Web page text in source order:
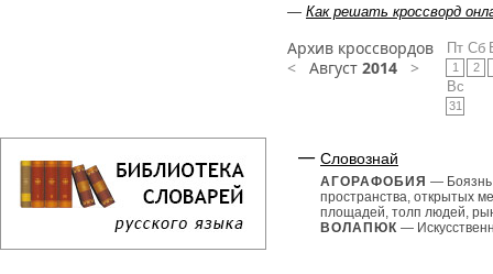
— Как решать кроссворд
Архив кроссвордов
< Август 2014 >
Пт
1
Сб
2
Вс
31
Словознай
АГОРАФОБИЯ — Боязнь
пространства, открытых
площадей, толп людей,
ВОЛАПЮК —